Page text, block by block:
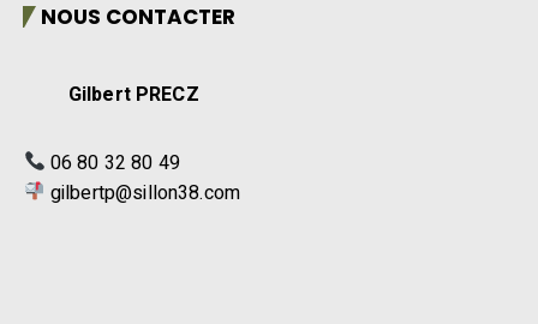
NOUS CONTACTER
Gilbert PRECZ
06 80 32 80 49
gilbertp@sillon38.com